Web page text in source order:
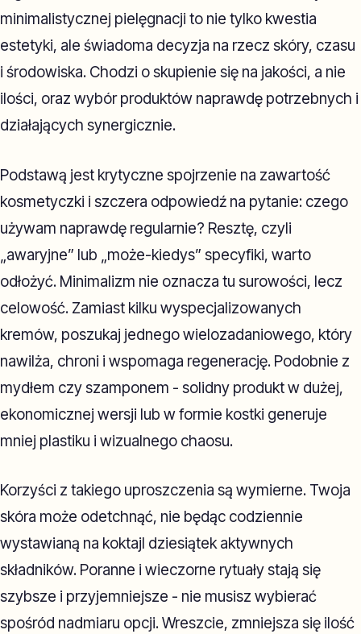
minimalistycznej pielęgnacji to nie tylko kwestia
estetyki, ale świadoma decyzja na rzecz skóry, czasu
i środowiska. Chodzi o skupienie się na jakości, a nie
ilości, oraz wybór produktów naprawdę potrzebnych i
działających synergicznie.
Podstawą jest krytyczne spojrzenie na zawartość
kosmetyczki i szczera odpowiedź na pytanie: czego
używam naprawdę regularnie? Resztę, czyli
„awaryjne” lub „może-kiedys” specyfiki, warto
odłożyć. Minimalizm nie oznacza tu surowości, lecz
celowość. Zamiast kilku wyspecjalizowanych
kremów, poszukaj jednego wielozadaniowego, który
nawilża, chroni i wspomaga regenerację. Podobnie z
mydłem czy szamponem - solidny produkt w dużej,
ekonomicznej wersji lub w formie kostki generuje
mniej plastiku i wizualnego chaosu.
Korzyści z takiego uproszczenia są wymierne. Twoja
skóra może odetchnąć, nie będąc codziennie
wystawianą na koktajl dziesiątek aktywnych
składników. Poranne i wieczorne rytuały stają się
szybsze i przyjemniejsze - nie musisz wybierać
spośród nadmiaru opcji. Wreszcie, zmniejsza się ilość